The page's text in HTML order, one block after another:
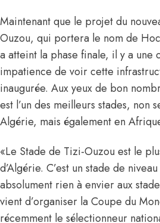
Maintenant que le projet du
Ouzou, qui portera le nom de
a atteint la phase finale, il y a une
impatience de voir cette
inaugurée. Aux yeux de bon
est l’un des meilleurs stades, non
Algérie, mais également en
«Le Stade de Tizi-Ouzou est le
d’Algérie. C’est un stade de
absolument rien à envier aux
vient d’organiser la Coupe du
récemment le sélectionneur